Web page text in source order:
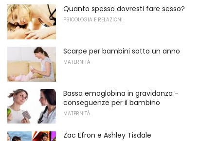
Quanto spesso dovresti fare sesso?
PSICOLOGIA E RELAZIONI
Scarpe per bambini sotto un anno
MATERNITÀ
Bassa emoglobina in gravidanza -
conseguenze per il bambino
MATERNITÀ
Zac Efron e Ashley Tisdale